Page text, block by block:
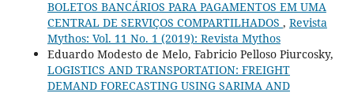
BOLETOS BANCÁRIOS PARA PAGAMENTOS EM UMA
CENTRAL DE SERVIÇOS COMPARTILHADOS , Revista
Mythos: Vol. 11 No. 1 (2019): Revista Mythos
Eduardo Modesto de Melo, Fabricio Pelloso Piurcosky,
LOGISTICS AND TRANSPORTATION: FREIGHT
DEMAND FORECASTING USING SARIMA AND